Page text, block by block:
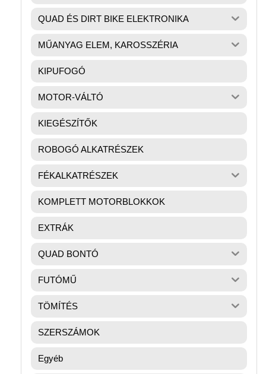
QUAD ÉS DIRT BIKE ELEKTRONIKA
MŰANYAG ELEM, KAROSSZÉRIA
KIPUFOGÓ
MOTOR-VÁLTÓ
KIEGÉSZÍTŐK
ROBOGÓ ALKATRÉSZEK
FÉKALKATRÉSZEK
KOMPLETT MOTORBLOKKOK
EXTRÁK
QUAD BONTÓ
FUTÓMŰ
TÖMÍTÉS
SZERSZÁMOK
Egyéb